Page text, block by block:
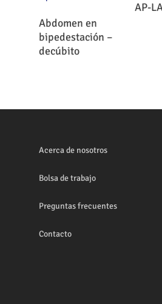
Abdomen en
bipedestación –
decúbito
AP-
Acerca de nosotros
Bolsa de trabajo
Preguntas frecuentes
Contacto